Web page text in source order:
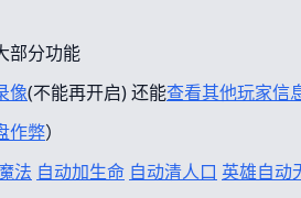
部分功能
像(不能再开启) 还能查看其他玩家信
作弊）
法 自动加生命 自动清人口 英雄自动